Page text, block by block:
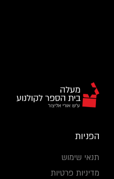
הפניות
תנאי שימוש
מדיניות פרטיות